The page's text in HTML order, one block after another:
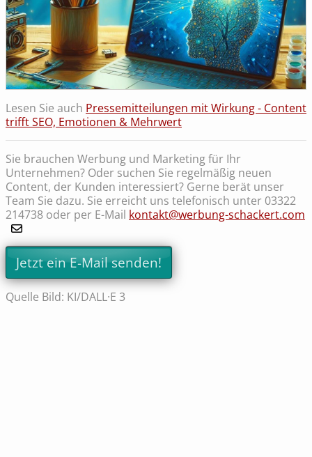
Lesen Sie auch Pressemitteilungen mit Wirkung - Content
trifft SEO, Emotionen & Mehrwert
Sie brauchen Werbung und Marketing für Ihr
Unternehmen? Oder suchen Sie regelmäßig neuen
Content, der Kunden interessiert? Gerne berät unser
Team Sie dazu. Sie erreicht uns telefonisch unter 03322
214738 oder per E-Mail kontakt@werbung-schackert.com
Jetzt ein E-Mail senden!
Quelle Bild: KI/DALL·E 3